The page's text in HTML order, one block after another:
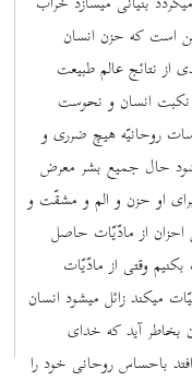
است که حزن انسان
از نتائج عالم طبیعت
انسان و نحوست
روحانیّه هیچ ضرری و
حال جمیع بشر معرض
او حزن و الم و مشقّت و
از مادّیّات حاصل
وقتی از مادّیّات
میکند زائل میشود انسان
بخاطر آید که خدای
باحساس روحانی خود را